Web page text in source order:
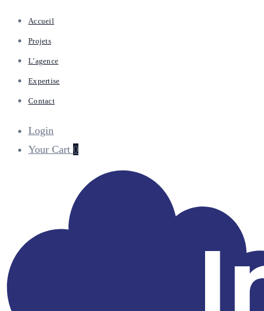
Accueil
Projets
L’agence
Expertise
Contact
Login
Your Cart 0